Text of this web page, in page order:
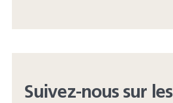
Suivez-nous sur les